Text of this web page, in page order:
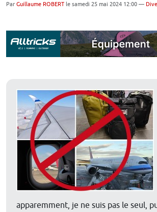
Par Guillaume ROBERT le samedi 25 mai 2024 12:00 —
apparemment, je ne suis pas le seul,